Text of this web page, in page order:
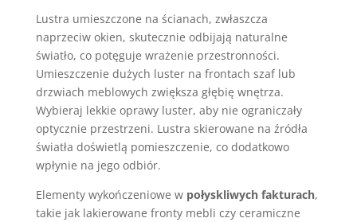
Lustra umieszczone na ścianach, zwłaszcza
naprzeciw okien, skutecznie odbijają naturalne
światło, co potęguje wrażenie przestronności.
Umieszczenie dużych luster na frontach szaf lub
drzwiach meblowych zwiększa głębię wnętrza.
Wybieraj lekkie oprawy luster, aby nie ograniczały
optycznie przestrzeni. Lustra skierowane na źródła
światła doświetlą pomieszczenie, co dodatkowo
wpłynie na jego odbiór.
Elementy wykończeniowe w połyskliwych fakturach,
takie jak lakierowane fronty mebli czy ceramiczne